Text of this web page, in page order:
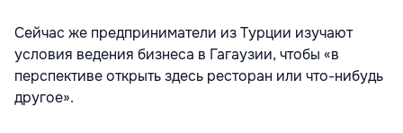
Сейчас же предприниматели из Турции изучают
условия ведения бизнеса в Гагаузии, чтобы «в
перспективе открыть здесь ресторан или что-нибудь
другое».